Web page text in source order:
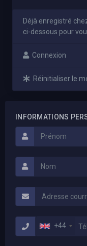
Déjà enregistré
ci-dessous pour
Connexion
Réinitialiser le
INFORMATIONS
+44